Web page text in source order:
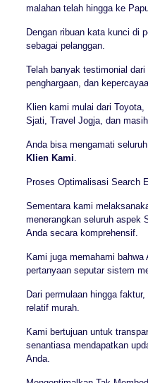
malahan telah hingga ke
Dengan ribuan kata kunci di
sebagai pelanggan.
Telah banyak testimonial
penghargaan, dan
Klien kami mulai dari
Sjati, Travel Jogja, dan
Anda bisa mengamati
Klien Kami
Proses Optimalisasi Search
Sementara kami
menerangkan seluruh aspek
Anda secara komprehensif.
Kami juga memahami bahwa
pertanyaan seputar sistem
Dari permulaan hingga
relatif murah.
Kami bertujuan untuk
senantiasa mendapatkan
Anda.